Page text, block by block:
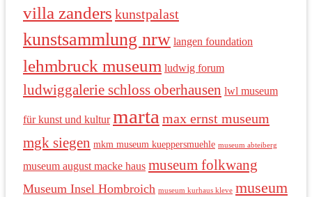
villa zanders kunstpalast
kunstsammlung nrw langen foundation
lehmbruck museum ludwig forum
ludwiggalerie schloss oberhausen lwl museum
für kunst und kultur marta max ernst museum
mgk siegen mkm museum kueppersmuehle museum abteiberg
museum august macke haus museum folkwang
Museum Insel Hombroich museum kurhaus kleve museum